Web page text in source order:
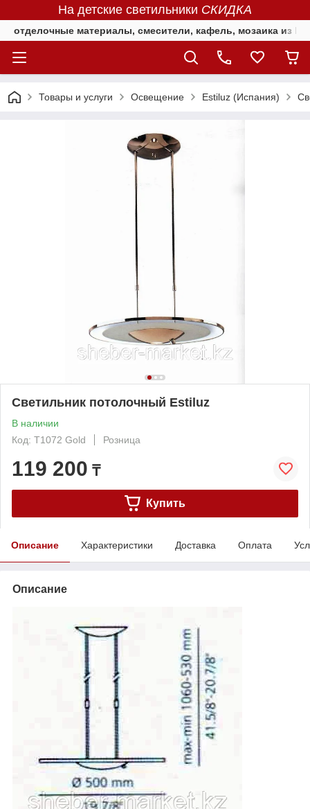
На детские светильники СКИДКА
отделочные материалы, смесители, кафель, мозаика из
Товары и услуги Освещение Estiluz (Испания)
Cветильник потолочный Estiluz
В наличии
Код: T1072 Gold
Розница
119 200 ₸
Купить
Описание Характеристики Доставка Оплата
Описание